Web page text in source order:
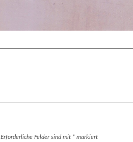
Erforderliche Felder sind mit * markiert